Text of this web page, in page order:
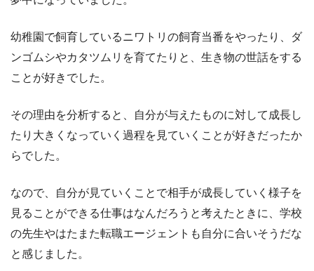
幼稚園で飼育しているニワトリの飼育当番をやったり、ダ
ンゴムシやカタツムリを育てたりと、生き物の世話をする
ことが好きでした。
その理由を分析すると、自分が与えたものに対して成長し
たり大きくなっていく過程を見ていくことが好きだったか
らでした。
なので、自分が見ていくことで相手が成長していく様子を
見ることができる仕事はなんだろうと考えたときに、学校
の先生やはたまた転職エージェントも自分に合いそうだな
と感じました。